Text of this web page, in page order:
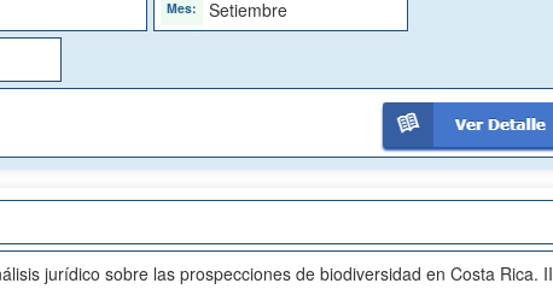
Setiembre
jurídico sobre las prospecciones de biodiversidad en Costa Rica. II